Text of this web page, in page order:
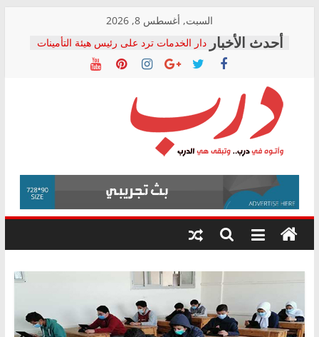
content
السبت, أغسطس 8, 2026
دار الخدمات ترد على رئيس هيئة التأمينات
بعد مؤتمره الصحفي: إنكار الأزمة لا ينهي
معاناة أصحاب المعاشات.. ونطالب بكشف
فرحات سليمان يكتب: القطاع الصحي إلى
أين؟
حزب التحالف الشعبي يطلق لجنة “الحق
في الصحة” بالإسكندرية لرصد الانتهاكات
ودعم المرضى
الوزاري لمدينة الصحفيين.. وانتهاء أعمال
إنشاء المبنى الإداري
المجلس القومي لحقوق الإنسان يعلن
متابعة قضية الدكتور محمد زهران.. ويؤكد:
قرينة البراءة وضمانات المحاكمة العادلة
درب
وأتوه
درب..
وتبقى
هي